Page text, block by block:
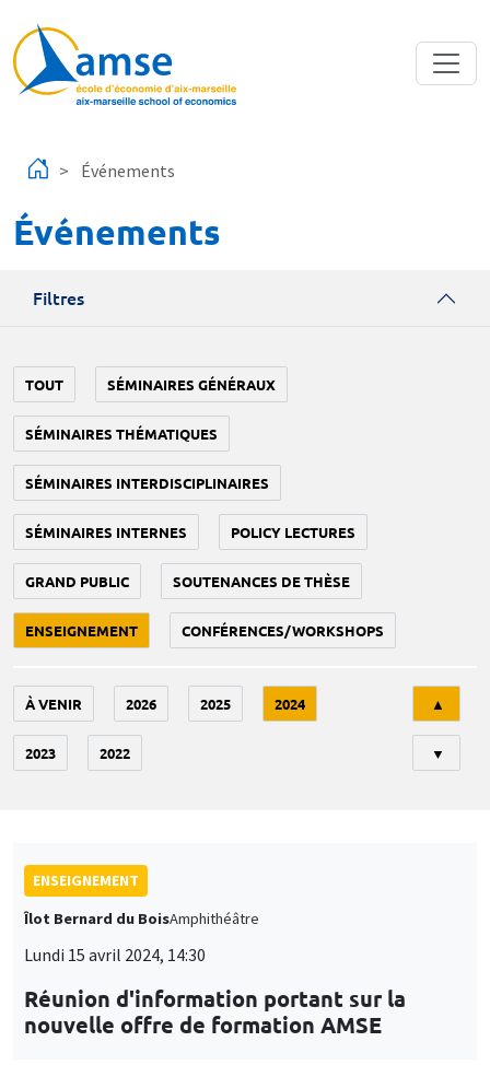
Événements
Événements
Filtres
TOUT SÉMINAIRES GÉNÉRAUX
SÉMINAIRES THÉMATIQUES
SÉMINAIRES INTERDISCIPLINAIRES
SÉMINAIRES INTERNES POLICY LECTURES
GRAND PUBLIC SOUTENANCES DE THÈSE
ENSEIGNEMENT CONFÉRENCES/WORKSHOPS
À VENIR 2026 2025 2024
2023 2022
▲
▼
ENSEIGNEMENT
Îlot Bernard du BoisAmphithéâtre
Lundi 15 avril 2024, 14:30
Réunion d'information portant sur la
nouvelle offre de formation AMSE